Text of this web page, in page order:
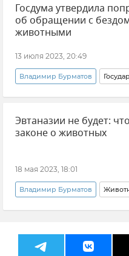
Транспорт Животные
Государственная Дума РФ
Госдума утвердила
об обращении с
животными
13 июля 2023, 20:49
Владимир Бурматов
Закон об ответственном
Приюты животных
Эвтаназии не будет:
законе о животных
18 мая 2023, 18:01
Владимир Бурматов
Закон и право
Общество